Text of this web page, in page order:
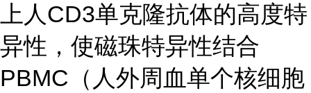
上人CD3单克隆抗体的高度特
异性，使磁珠特异性结合
PBMC（人外周血单个核细胞